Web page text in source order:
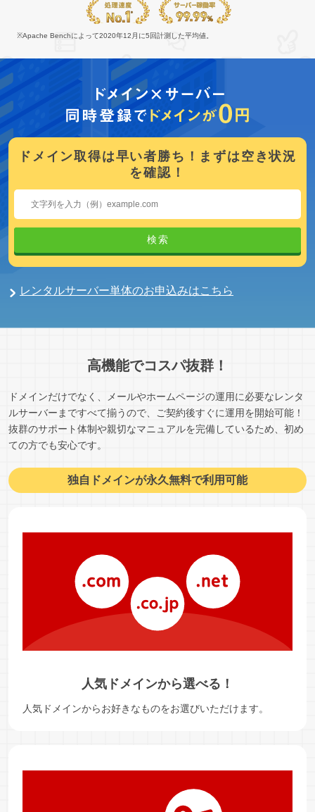
※Apache Benchによって2020年12月に5回計測した平均値。
ドメイン取得は早い者勝ち！まずは空き状況
を確認！
検索
レンタルサーバー単体のお申込みはこちら
高機能でコスパ抜群！
ドメインだけでなく、メールやホームページの運用に必要なレンタ
ルサーバーまですべて揃うので、ご契約後すぐに運用を開始可能！
抜群のサポート体制や親切なマニュアルを完備しているため、初め
ての方でも安心です。
独自ドメインが永久無料で利用可能
人気ドメインから選べる！
人気ドメインからお好きなものをお選びいただけます。